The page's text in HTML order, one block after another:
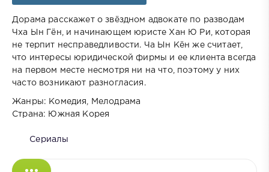
Дорама расскажет о звёздном адвокате по разводам
Чха Ын Гён, и начинающем юристе Хан Ю Ри, которая
не терпит несправедливости. Ча Ын Кён же считает,
что интересы юридической фирмы и ее клиента всегда
на первом месте несмотря ни на что, поэтому у них
часто возникают разногласия.
Жанры: Комедия, Мелодрама
Страна: Южная Корея
Сериалы